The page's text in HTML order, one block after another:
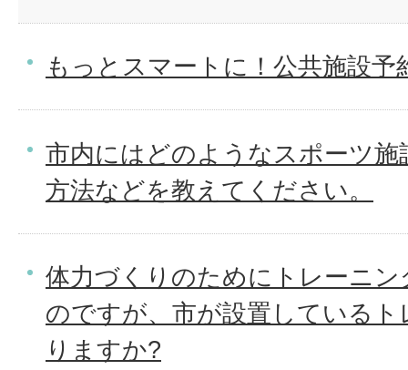
もっとスマートに！公共施設予
市内にはどのようなスポーツ
方法などを教えてください。
体力づくりのためにトレーニ
のですが、市が設置している
りますか?